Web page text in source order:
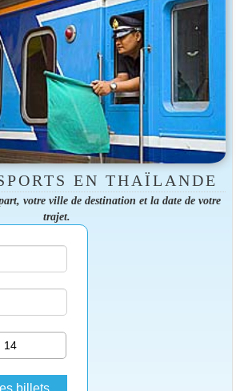
EN THAÏLANDE
votre ville de destination et la date de votre
trajet.
14